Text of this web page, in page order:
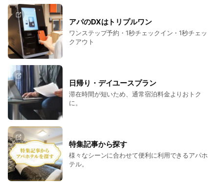
アパのDXはトリプルワン
ワンステップ予約・1秒チェックイン・1秒チェッ
クアウト
日帰り・デイユースプラン
滞在時間が短いため、通常宿泊料金よりおトク
に。
特集記事から探す
様々なシーンに合わせて便利に利用できるアパホ
テル。